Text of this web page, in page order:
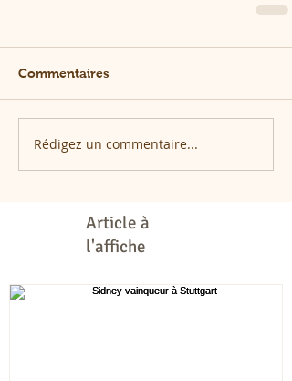
Commentaires
Rédigez un commentaire...
Article à
l'affiche